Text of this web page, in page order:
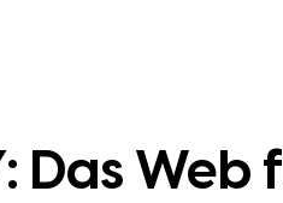
Das